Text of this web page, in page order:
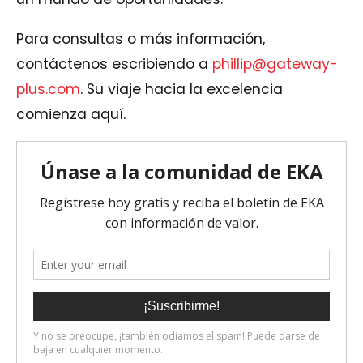
Para consultas o más información,
contáctenos escribiendo a phillip@gateway-
plus.com. Su viaje hacia la excelencia
comienza aquí.